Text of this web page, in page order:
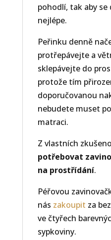
pohodlí, tak aby
nejlépe.
Peřinku denně
protřepávejte a
sklepávejte do
protože tím
doporučovanou
nebudete muset
matraci.
Z vlastních
potřebovat
na prostřídání.
Péřovou
nás zakoupit za
ve čtyřech
sypkoviny.